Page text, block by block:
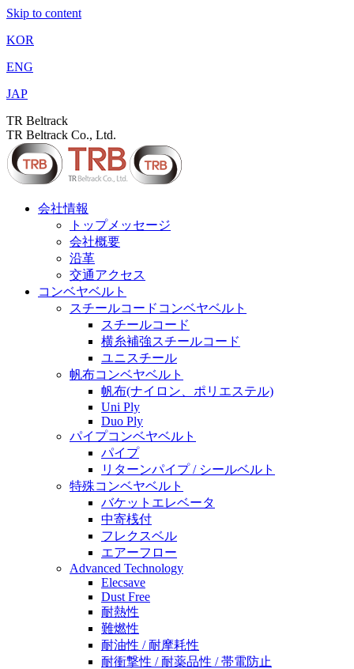
Skip to content
KOR
ENG
JAP
TR Beltrack
TR Beltrack Co., Ltd.
会社情報
トップメッセージ
会社概要
沿革
交通アクセス
コンベヤベルト
スチールコードコンベヤベルト
スチールコード
横糸補強スチールコード
ユニスチール
帆布コンベヤベルト
帆布(ナイロン、ポリエステル)
Uni Ply
Duo Ply
パイプコンベヤベルト
パイプ
リターンパイプ / シールベルト
特殊コンベヤベルト
バケットエレベータ
中寄桟付
フレクスベル
エアーフロー
Advanced Technology
Elecsave
Dust Free
耐熱性
難燃性
耐油性 / 耐摩耗性
耐衝撃性 / 耐薬品性 / 帯電防止